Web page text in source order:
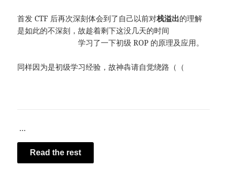
首发 CTF 后再次深刻体会到了自己以前对栈溢出的理解
是如此的不深刻，故趁着剩下这没几天的时间
拿来补作业吗？）学习了一下初级 ROP 的原理及应用。
同样因为是初级学习经验，故神犇请自觉绕路（（
…
Read the rest